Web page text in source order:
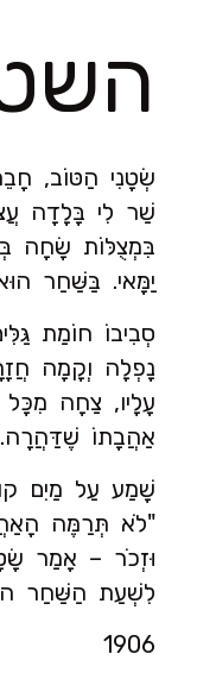
שְׂטָנִי הַטּוֹב,
שַׁר לִי בָּלָדָה
בִּמְצֻלּוֹת שָׂחָה
יַמָּאי. בַּשַּׁחַר
סְבִיבוֹ חוֹמַת
נָפְלָה וְקָמָה
עָלָיו, צַחָה
אַהֲבָתוֹ שֶׁדַּהֲרָה.
שָׁמַע עַל מַיִם
"לֹא תְּרַמֶּה
וּזְכֹר – אָמַר
לִשְׁעַת הַשַּׁחַר
1906